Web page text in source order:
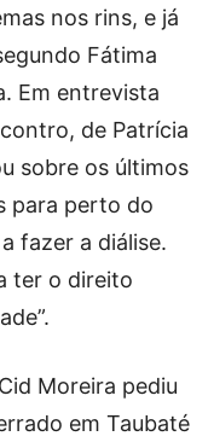
nos rins, e já
Fátima
Em entrevista
de Patrícia
sobre os últimos
para perto do
fazer a diálise.
ter o direito
Moreira pediu
em Taubaté